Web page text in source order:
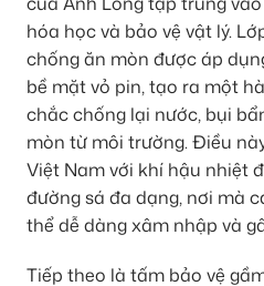
hóa học và bảo vệ vật lý.
chống ăn mòn được áp
bề mặt vỏ pin, tạo ra một
chắc chống lại nước, bụi
mòn từ môi trường. Điều
Việt Nam với khí hậu nhiệt
đường sá đa dạng, nơi mà
thể dễ dàng xâm nhập và
Tiếp theo là tấm bảo vệ